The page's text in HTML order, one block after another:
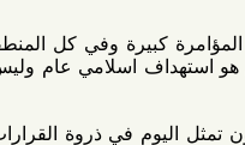
وفي كل المنطقة، ونحن
اسلامي عام وليس لمذهب
في ذروة القرارات الجائرة